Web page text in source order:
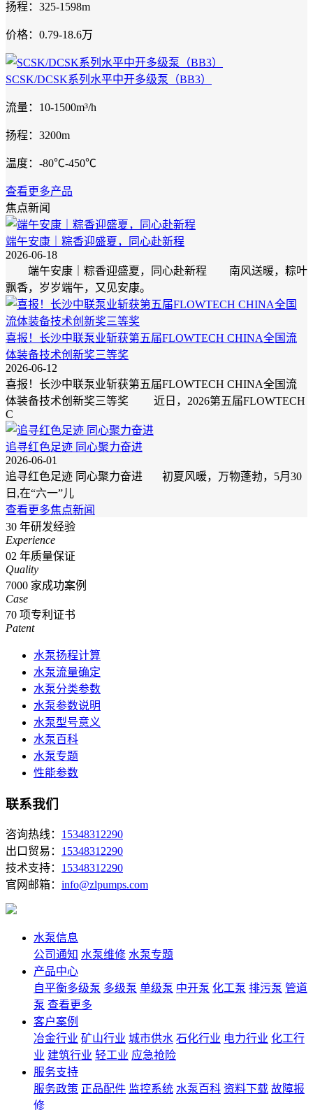
扬程：325-1598m
价格：0.79-18.6万
SCSK/DCSK系列水平中开多级泵（BB3）
流量：10-1500m³/h
扬程：3200m
温度：-80℃-450℃
查看更多产品
焦点新闻
端午安康｜粽香迎盛夏，同心赴新程
2026-06-18
端午安康｜粽香迎盛夏，同心赴新程 南风送暖，粽叶
飘香，岁岁端午，又见安康。
喜报！长沙中联泵业斩获第五届FLOWTECH CHINA全国流
体装备技术创新奖三等奖
2026-06-12
喜报！长沙中联泵业斩获第五届FLOWTECH CHINA全国流
体装备技术创新奖三等奖 近日，2026第五届FLOWTECH
C
追寻红色足迹 同心聚力奋进
2026-06-01
追寻红色足迹 同心聚力奋进 初夏风暖，万物蓬勃，5月30
日,在“六一”儿
查看更多焦点新闻
30 年研发经验
Experience
02 年质量保证
Quality
7000 家成功案例
Case
70 项专利证书
Patent
水泵扬程计算
水泵流量确定
水泵分类参数
水泵参数说明
水泵型号意义
水泵百科
水泵专题
性能参数
联系我们
咨询热线： 15348312290
出口贸易： 15348312290
技术支持： 15348312290
官网邮箱： info@zlpumps.com
水泵信息
公司通知 水泵维修 水泵专题
产品中心
自平衡多级泵 多级泵 单级泵 中开泵 化工泵 排污泵 管道
泵 查看更多
客户案例
冶金行业 矿山行业 城市供水 石化行业 电力行业 化工行
业 建筑行业 轻工业 应急抢险
服务支持
服务政策 正品配件 监控系统 水泵百科 资料下载 故障报
修